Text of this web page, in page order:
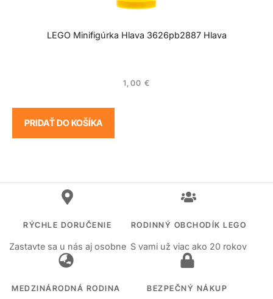
LEGO Minifigúrka Hlava 3626pb2887 Hlava
1,00 €
PRIDAŤ DO KOŠÍKA
RÝCHLE DORUČENIE
Zastavte sa u nás aj osobne
RODINNÝ OBCHODÍK LEGO
S vami už viac ako 20 rokov
MEDZINÁRODNÁ RODINA BEZPEČNÝ NÁKUP